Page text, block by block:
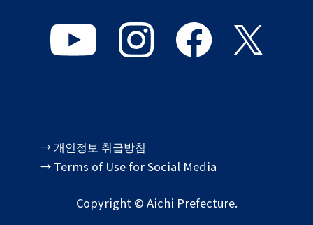
→ 개인정보 취급방침
→ Terms of Use for Social Media
Copyright © Aichi Prefecture.